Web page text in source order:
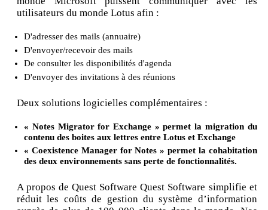
utilisateurs du monde Lotus afin :
D'adresser des mails (annuaire)
D'envoyer/recevoir des mails
De consulter les disponibilités d'agenda
D'envoyer des invitations à des réunions
Deux solutions logicielles complémentaires :
« Notes Migrator for Exchange » permet la migration du
contenu des boites aux lettres entre Lotus et Exchange
« Coexistence Manager for Notes » permet la cohabitation
des deux environnements sans perte de fonctionnalités.
A propos de Quest Software Quest Software simplifie et
réduit les coûts de gestion du système d’information